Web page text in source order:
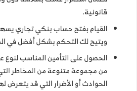
قانونية.
القيام بفتح حساب بنكي تجاري
ويتيح لك التحكم بشكل أفضل في
الحصول على التأمين المناسب
من مجموعة متنوعة من المخاطر
الحوادث أو الأضرار التي قد يتعرض